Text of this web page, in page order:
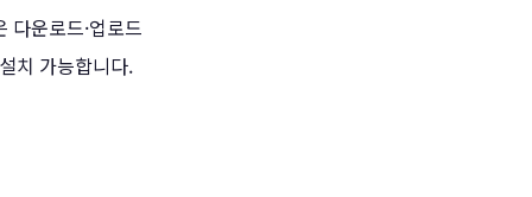
다운로드·업로드
치 가능합니다.